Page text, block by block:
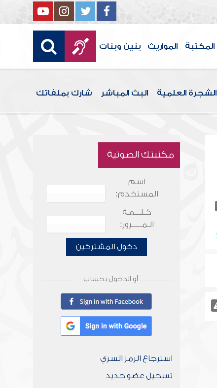
المكتبة المواريث بنين وبنات
الشجرة العلمية البث المباشر شارك بملفاتك
مكتبتك الصوتية
اسم
المستخدم:
كـلـــمـة
الـمـــــرور:
دخول المشتركين
أو الدخول بحساب
استرجاع الرمز السري
تسجيل عضو جديد